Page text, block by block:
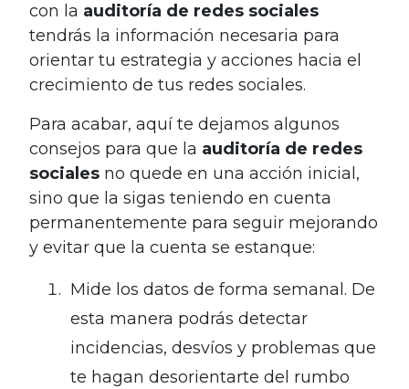
con la auditoría de redes sociales
tendrás la información necesaria para
orientar tu estrategia y acciones hacia el
crecimiento de tus redes sociales.
Para acabar, aquí te dejamos algunos
consejos para que la auditoría de redes
sociales no quede en una acción inicial,
sino que la sigas teniendo en cuenta
permanentemente para seguir mejorando
y evitar que la cuenta se estanque:
Mide los datos de forma semanal. De
esta manera podrás detectar
incidencias, desvíos y problemas que
te hagan desorientarte del rumbo